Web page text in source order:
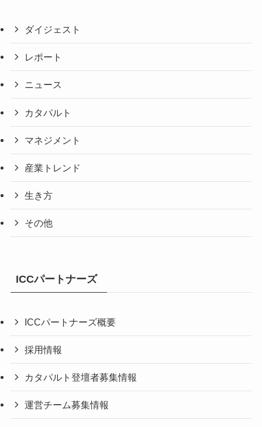
ダイジェスト
レポート
ニュース
カタパルト
マネジメント
産業トレンド
生き方
その他
ICCパートナーズ
ICCパートナーズ概要
採用情報
カタパルト登壇者募集情報
運営チーム募集情報